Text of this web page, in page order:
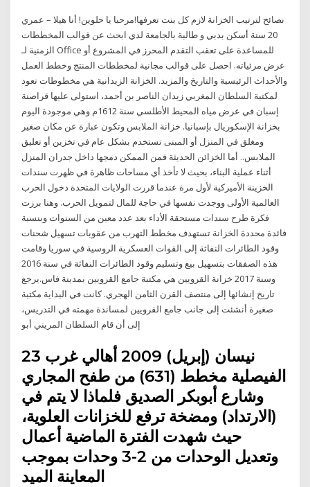
نصائح لترتيب الخزانة لازم كل بنت تعرفها!مرحبا يا حلوين! أنا هيلا – عمري
20 سنة أسكن بدبي و طالبة بالجامعة لدي ابحث عن قوالب المخططات
الزمنية لـ Office للمساعدة على تعقب التقدم المحرز في المشروع أو
عرض مرئياته. احصل على قوالب مجانية لمخططات المنتج وخطط العمل
والأحداث الرئيسية والتاريخ والمزيد. الخزانة الزيدانية هي مخطوطات تعود
لمكتبة السلطان المغربي زيدان الناصر بن أحمد، استولى عليها قراصنة
إسبان في عرض مياه المحيط الأطلسي سنة 1612م وهي موجودة اليوم
بخزانة الإسكوريال بإسبانيا. خزانة الملابس وتكون عبارة عن مكان صغير
ومغلق في المنزل أو المبنى تستخدم بشكل عام في تخزين أو تعليق
الملابس.. أما الخزائن الحديثة فمن الممكن دمجها داخل جدران المنزل
أثناء عملية البناء، بحيث لا تأخذ أي مساحات ظاهرة في ظهرت سندات
الخزينة الأميركية لأول مرة عندما قررت الولايات المتحدة دخول الحرب
العالمية الأولى ووجدت نفسها في حاجة للمال لتمويل الحرب. وهنا برزت
فكرة طرح سندات مستحقة الأداء بعد عدد معين من السنوات وبنسبة
فائدة محددة الخزانة تستهدف مخطط التهرب من عقوبات تسهيل شحنات
وقود الطائرات النفاثة إلى القوات العسكرية الروسية في سوريا وقامت
هذه الصفقات بتسهيل بيع وتسليم وقود الطائرات النفاثة في سنة 2016
وسنة 2017 خزانة القرويين هي مكتبة جامع القرويين بمدينة فاس.يرجع
تاريخ إنشائها إلى منتصف القرن الثامن الهجري. كانت في البداية مكتبة
صغيرة أنشئت إلى جانب جامع القرويين لمساندة مهمته في التدريس،
إلى أن قام السلطان المريني أبو
23 نيسان (إبريل) 2009 أهالي غرب
الفيصلية مخطط (631) من طفح المجاري
وشارع أبوبكر الصديق فلماذا لا يتم في
(الارتداد) ومضخة ترفع للخزانات العلوية،
حيث شهدت الفترة الماضية أعمال
وتعديل الوحدات من 2-3 وحدات بموجب
المعاينة الميد